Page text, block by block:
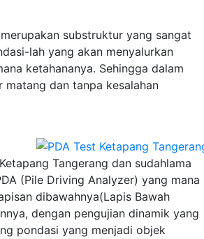
substruktur yang sangat
lah yang akan menyalurkan
ketahananya. Sehingga dalam
matang dan tanpa kesalahan
Tangerang dan sudahlama
(Pile Driving Analyzer) yang mana
dibawahnya(Lapis Bawah
dengan pengujian dinamik yang
pondasi yang menjadi objek